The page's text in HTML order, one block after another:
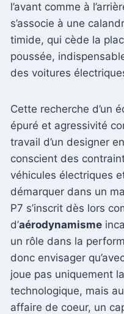
l’avant comme à
s’associe à une
timide, qui cède la
poussée,
des voitures
Cette recherche d’un
épuré et agressivité
travail d’un designer
conscient des
véhicules électriques
démarquer dans un
P7 s’inscrit dès lors
d’aérodynamisme
un rôle dans la
donc envisager
joue pas uniquement
technologique, mais
affaire de coeur, un